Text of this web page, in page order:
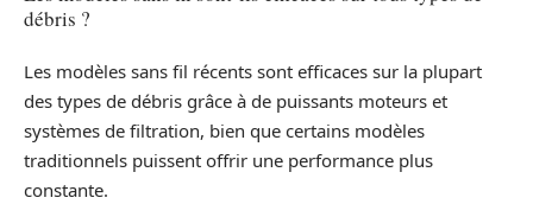
débris ?
Les modèles sans fil récents sont efficaces sur la plupart
des types de débris grâce à de puissants moteurs et
systèmes de filtration, bien que certains modèles
traditionnels puissent offrir une performance plus
constante.